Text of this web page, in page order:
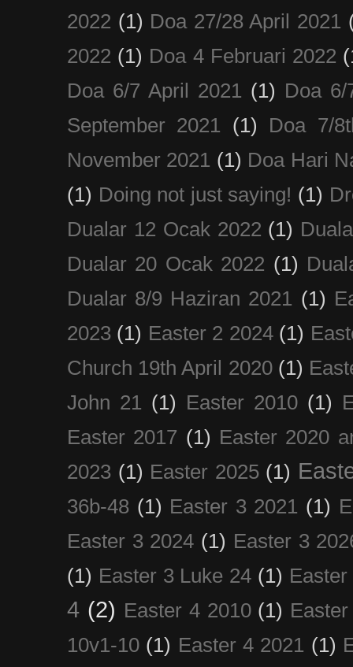
2022 (1) Doa 27/28 April 2021
2022 (1) Doa 4 Februari 2022
Doa 6/7 April 2021 (1) Doa
September 2021
(1)
Doa 7/
November 2021 (1) Doa Hari
(1) Doing not just saying! (1)
Dualar 12 Ocak 2022 (1)
Dualar 20 Ocak 2022 (1)
Dualar 8/9 Haziran 2021 (1)
2023 (1) Easter 2 2024 (1)
Church 19th April 2020 (1)
John 21 (1) Easter 2010 (1)
Easter 2017 (1) Easter 2020
2023 (1) Easter 2025 (1)
36b-48 (1) Easter 3 2021 (1)
Easter 3 2024 (1) Easter 3
(1) Easter 3 Luke 24 (1)
4 (2) Easter 4 2010 (1)
10v1-10 (1) Easter 4 2021 (1)